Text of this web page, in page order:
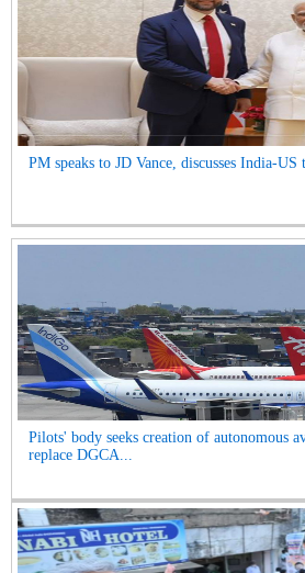
PM speaks to JD Vance, discusses India-US
Pilots' body seeks creation of autonomous
replace DGCA...